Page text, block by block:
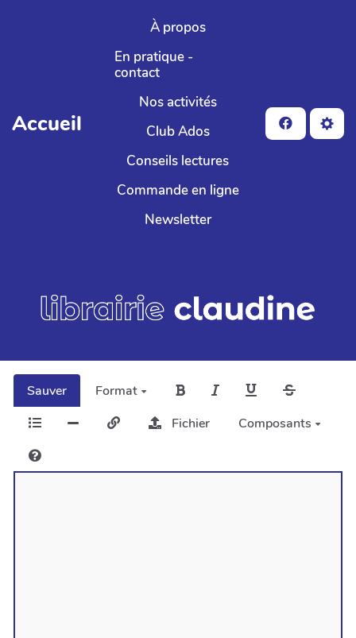
Aller au contenu principal
Accueil
À propos
En pratique -
contact
Nos activités
Club Ados
Conseils lectures
Commande en ligne
Newsletter
Sauver
Format
Fichier
Composants